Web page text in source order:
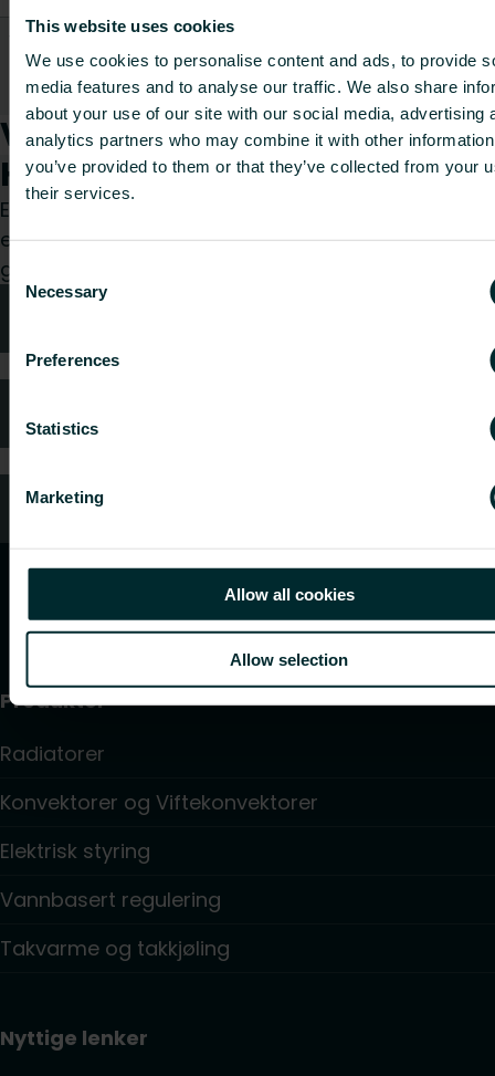
This website uses cookies
We use cookies to personalise content and ads, to provide
media features and to analyse our traffic. We also share
about your use of our site with our social media, advertising
analytics partners who may combine it with other
you’ve provided to them or that they’ve collected from your
their services.
Consent
Selection
Necessary
Preferences
Statistics
Marketing
Allow all cookies
Allow selection
Vekt [kg]
Vis alle
Varer
Hvordan kan vi hjelpe deg?
Enten du er konsulent, installatør, arkitekt, grossist
eller sluttbruker, velg en kategori, så vil vi med
glede ta hånd om forespørselen din.
Kundeservice
Produkter
Radiatorer
Konvektorer og Viftekonvektorer
Elektrisk styring
Vannbasert regulering
Takvarme og takkjøling
Nyttige lenker